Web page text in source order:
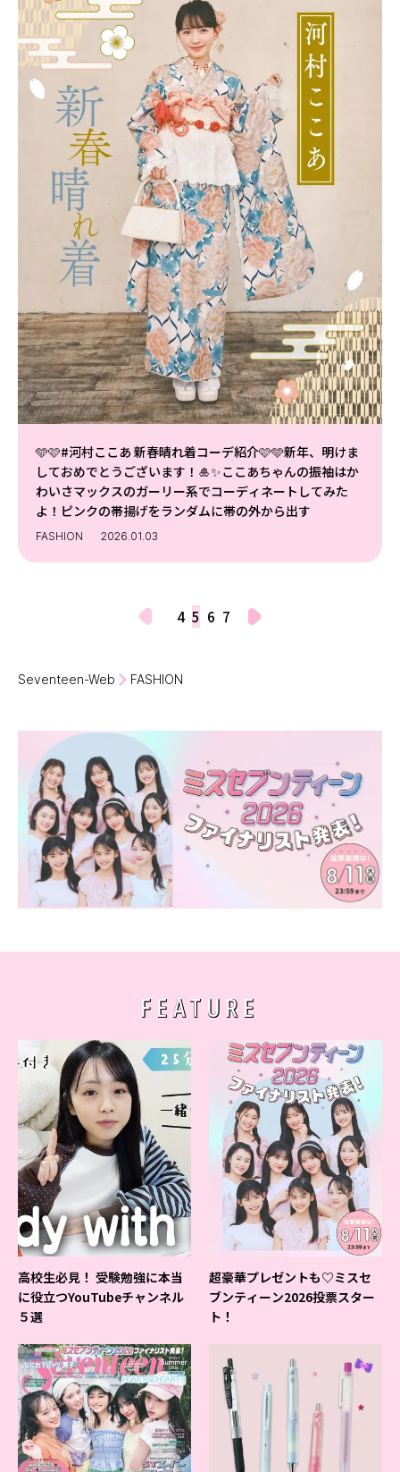
🩵🩷#河村ここあ 新春晴れ着コーデ紹介🩷🩵新年、明けま
しておめでとうございます！🎍✨ここあちゃんの振袖はか
わいさマックスのガーリー系でコーディネートしてみた
よ！ピンクの帯揚げをランダムに帯の外から出す
FASHION 2026.01.03
4 5 6 7
Seventeen-Web FASHION
FEATURE
高校生必見！ 受験勉強に本当
に役立つYouTubeチャンネル
５選
超豪華プレゼントも♡ミスセ
ブンティーン2026投票スター
ト！